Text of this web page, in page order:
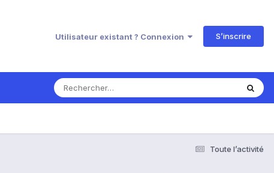
Utilisateur existant ? Connexion S’inscrire
Toute l’activité